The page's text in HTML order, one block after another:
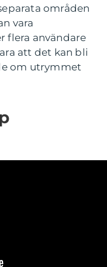
områden
vara
flera användare
att det kan bli
om utrymmet